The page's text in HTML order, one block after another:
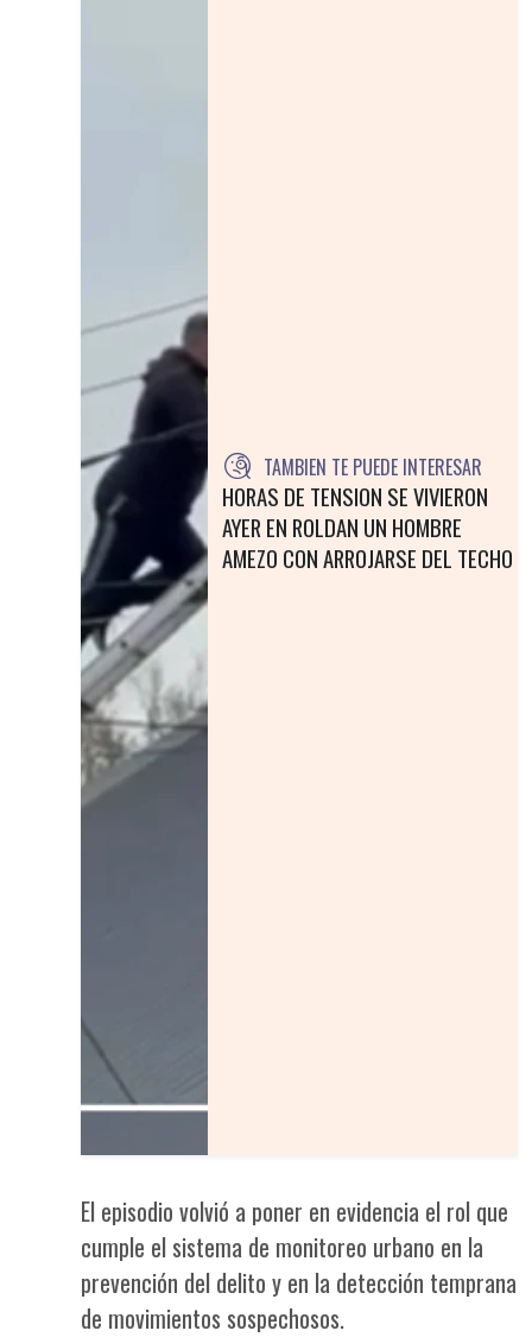
TAMBIEN TE PUEDE INTERESAR
HORAS DE TENSION SE VIVIERON
AYER EN ROLDAN UN HOMBRE
AMEZO CON ARROJARSE DEL TECHO
El episodio volvió a poner en evidencia el rol que
cumple el sistema de monitoreo urbano en la
prevención del delito y en la detección temprana
de movimientos sospechosos.